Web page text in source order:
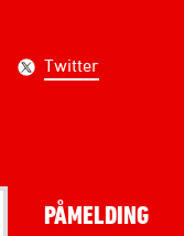
Twitter
PÅMELDING